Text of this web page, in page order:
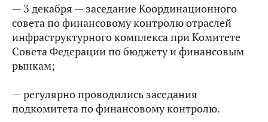
— 3 декабря — заседание Координационного
совета по финансовому контролю отраслей
инфраструктурного комплекса при Комитете
Совета Федерации по бюджету и финансовым
рынкам;
— регулярно проводились заседания
подкомитета по финансовому контролю.